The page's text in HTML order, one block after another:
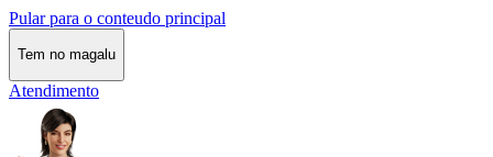
Pular para o conteudo principal
Tem no magalu
Atendimento